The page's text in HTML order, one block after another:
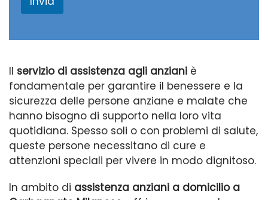
g
o
Il servizio di assistenza agli anziani è
fondamentale per garantire il benessere e la
sicurezza delle persone anziane e malate che
hanno bisogno di supporto nella loro vita
quotidiana. Spesso soli o con problemi di salute,
queste persone necessitano di cure e
attenzioni speciali per vivere in modo dignitoso.
In ambito di assistenza anziani a domicilio a